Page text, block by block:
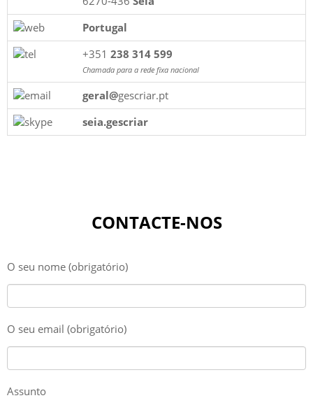
Portugal
+351 238 314 599
Chamada para a rede fixa nacional
geral@gescriar.pt
seia.gescriar
CONTACTE-NOS
O seu nome (obrigatório)
O seu email (obrigatório)
Assunto